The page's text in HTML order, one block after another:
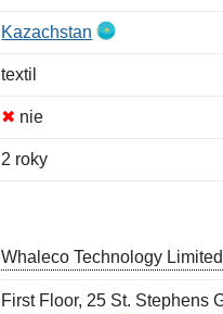
Kazachstan
textil
✖ nie
2 roky
Whaleco Technology Limited
First Floor, 25 St. Stephens